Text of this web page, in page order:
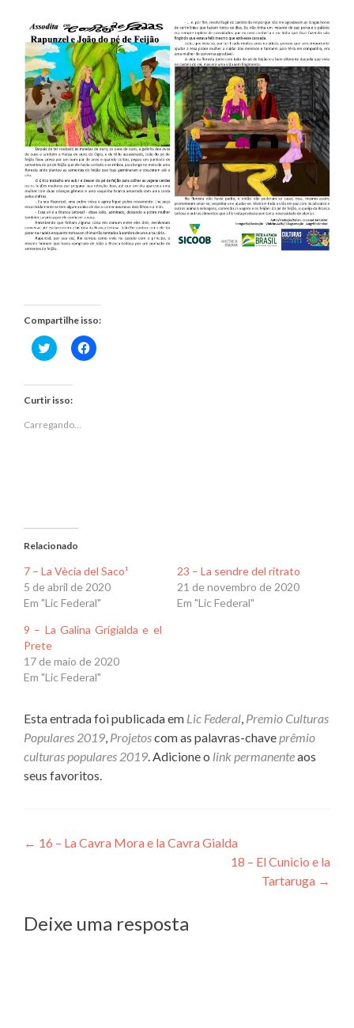
Compartilhe isso:
Clique
para
Twitter(abre
em
nova
janela)
Clique
para
Curtir isso:
Carregando...
Relacionado
7 – La Vècia del Saco¹
5 de abril de 2020
Em "Lic Federal"
23 – La sendre del ritrato
21 de novembro de 2020
Em "Lic Federal"
9 – La Galina Grigialda e el
Prete
17 de maio de 2020
Em "Lic Federal"
Esta entrada foi publicada em Lic Federal, Premio Culturas
Populares 2019, Projetoscom as palavras-chaveprêmio
culturas populares 2019. Adicione o link permanenteaos
seus favoritos.
Navegação
← 16 – La Cavra Mora e la Cavra Gialda
18 – El Cunìcio e la
Tartaruga →
Deixe uma resposta